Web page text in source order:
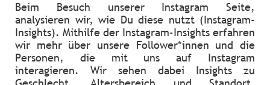
Beim Besuch unserer Instagram Seite,
analysieren wir, wie Du diese nutzt (Instagram-
Insights). Mithilfe der Instagram-Insights erfahren
wir mehr über unsere Follower*innen und die
Personen, die mit uns auf Instagram
interagieren. Wir sehen dabei Insights zu